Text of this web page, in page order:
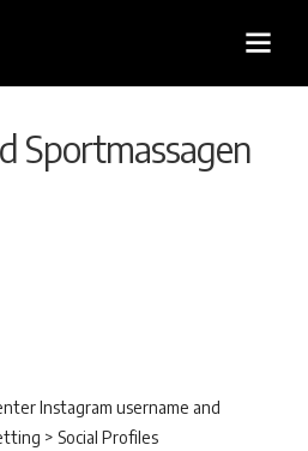
Sportmassagen
Instagram username and
> Social Profiles